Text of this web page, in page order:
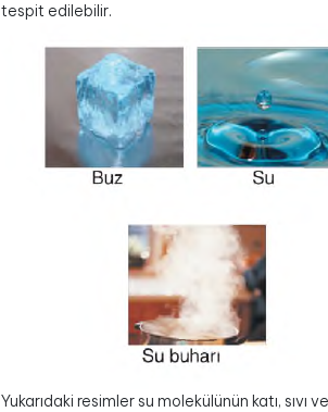
tespit edilebilir.
Yukarıdaki resimler su molekülünün katı, sıvı